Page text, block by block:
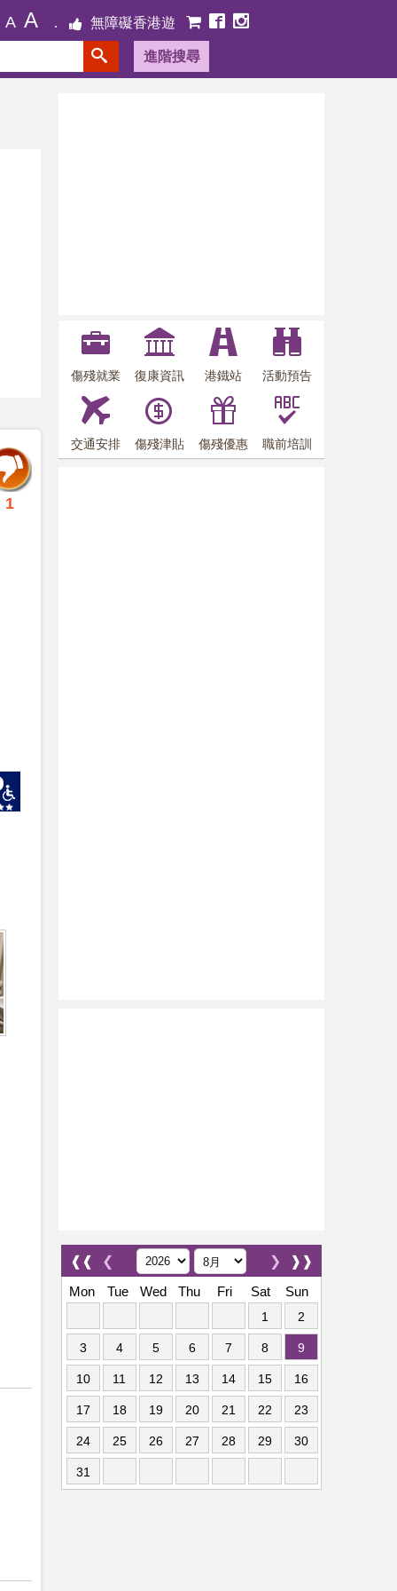
A A 無障礙香港遊
進階搜尋
1
傷殘就業 復康資訊 港鐵站 活動預告
交通安排 傷殘津貼 傷殘優惠 職前培訓
❰❰ ❮ ❱❱
❯
Mon
Tue Wed Thu Fri Sat Sun
1 2
3 4 5 6 7 8 9
10 11 12 13 14 15 16
17 18 19 20 21 22 23
24 25 26 27 28 29 30
31